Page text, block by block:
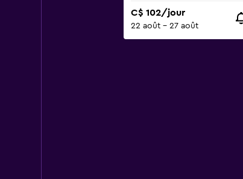
C$ 102/jour
22 août - 27 août